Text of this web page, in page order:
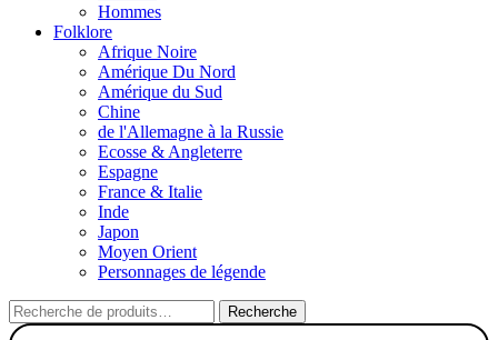
Hommes
Folklore
Afrique Noire
Amérique Du Nord
Amérique du Sud
Chine
de l'Allemagne à la Russie
Ecosse & Angleterre
Espagne
France & Italie
Inde
Japon
Moyen Orient
Personnages de légende
Recherche
pour :
Recherche